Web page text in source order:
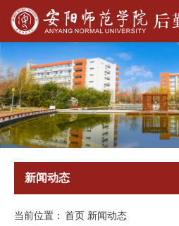
新闻动态
当前位置： 首页 新闻动态